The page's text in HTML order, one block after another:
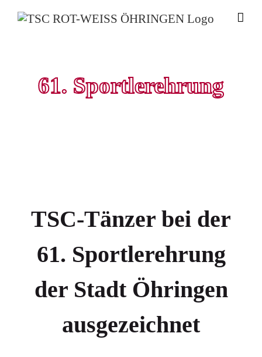
Inhalt
61. Sportlerehrung
TSC-Tänzer bei der
61. Sportlerehrung
der Stadt Öhringen
ausgezeichnet